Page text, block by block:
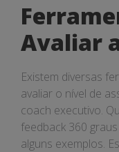
Avaliar
Existem diversas
avaliar o nível de
coach executivo.
feedback 360
alguns exemplos.